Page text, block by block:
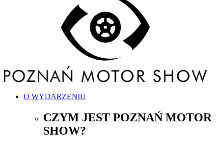
O WYDARZENIU
CZYM JEST POZNAŃ MOTOR
SHOW?